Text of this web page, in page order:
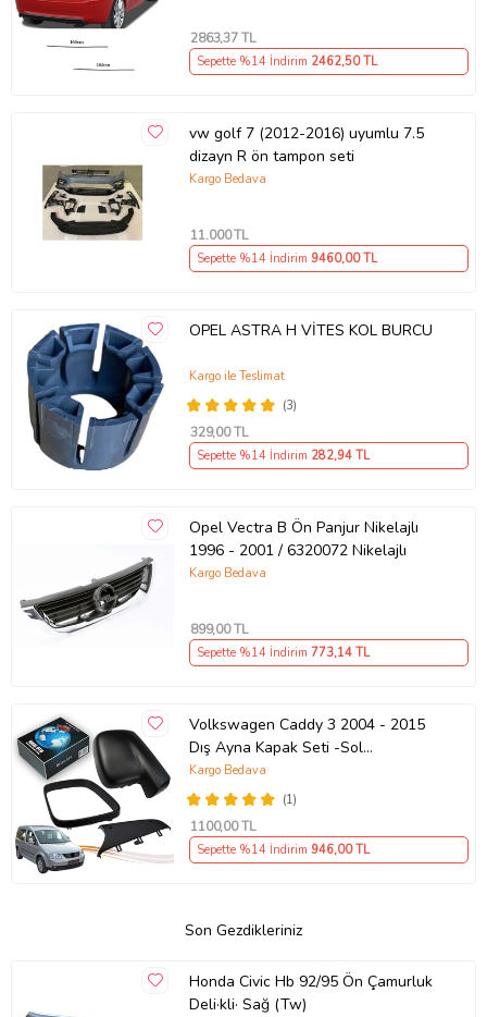
2863,37 TL
Sepette %14 İndirim 2462,50 TL
vw golf 7 (2012-2016) uyumlu 7.5
dizayn R ön tampon seti
Kargo Bedava
11.000TL
Sepette %14 İndirim 9460,00 TL
OPEL ASTRA H VİTES KOL BURCU
(3)
Kargo ile Teslimat
329,00 TL
Sepette %14 İndirim 282,94 TL
Opel Vectra B Ön Panjur Nikelajlı
1996 - 2001 / 6320072 Nikelajlı
Kargo Bedava
899,00 TL
Sepette %14 İndirim 773,14 TL
Volkswagen Caddy 3 2004 - 2015
Dış Ayna Kapak Seti -Sol
7E18575289 B9
(1)
Kargo Bedava
1100,00 TL
Sepette %14 İndirim 946,00 TL
Son Gezdikleriniz
Honda Civic Hb 92/95 Ön Çamurluk
Deli·kli· Sağ (Tw)